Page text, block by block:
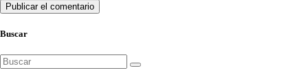
Buscar
Buscar: